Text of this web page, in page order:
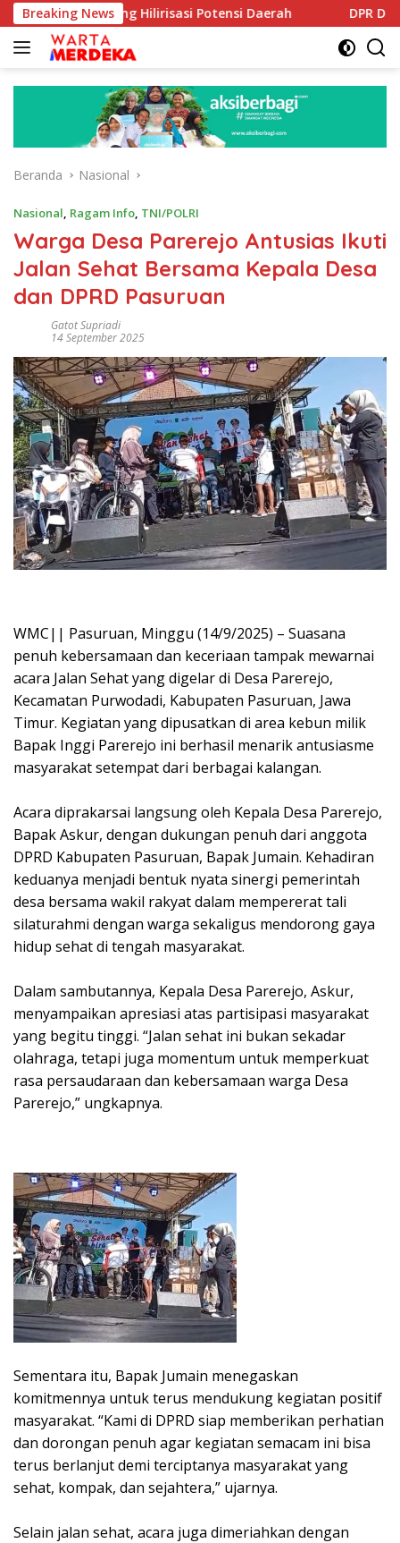
Langsung
ke
konten
Breaking News
Dorong Hilirisasi Potensi Daerah DPR Dorong
Beranda Nasional
Nasional, Ragam Info, TNI/POLRI
Warga Desa Parerejo Antusias Ikuti
Jalan Sehat Bersama Kepala Desa
dan DPRD Pasuruan
Gatot Supriadi
14 September 2025
WMC|| ‎Pasuruan, Minggu (14/9/2025) – Suasana
penuh kebersamaan dan keceriaan tampak mewarnai
acara Jalan Sehat yang digelar di Desa Parerejo,
Kecamatan Purwodadi, Kabupaten Pasuruan, Jawa
Timur. Kegiatan yang dipusatkan di area kebun milik
Bapak Inggi Parerejo ini berhasil menarik antusiasme
masyarakat setempat dari berbagai kalangan.
‎Acara diprakarsai langsung oleh Kepala Desa Parerejo,
Bapak Askur, dengan dukungan penuh dari anggota
DPRD Kabupaten Pasuruan, Bapak Jumain. Kehadiran
keduanya menjadi bentuk nyata sinergi pemerintah
desa bersama wakil rakyat dalam mempererat tali
silaturahmi dengan warga sekaligus mendorong gaya
hidup sehat di tengah masyarakat.
‎Dalam sambutannya, Kepala Desa Parerejo, Askur,
menyampaikan apresiasi atas partisipasi masyarakat
yang begitu tinggi. “Jalan sehat ini bukan sekadar
olahraga, tetapi juga momentum untuk memperkuat
rasa persaudaraan dan kebersamaan warga Desa
Parerejo,” ungkapnya.
‎Sementara itu, Bapak Jumain menegaskan
komitmennya untuk terus mendukung kegiatan positif
masyarakat. “Kami di DPRD siap memberikan perhatian
dan dorongan penuh agar kegiatan semacam ini bisa
terus berlanjut demi terciptanya masyarakat yang
sehat, kompak, dan sejahtera,” ujarnya.
‎Selain jalan sehat, acara juga dimeriahkan dengan